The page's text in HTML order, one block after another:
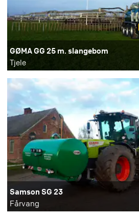
GØMA GG 25 m. slangebom
Tjele
Samson SG 23
Fårvang